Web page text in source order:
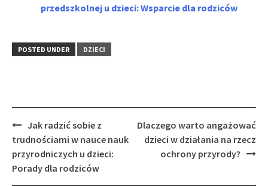
przedszkolnej u dzieci: Wsparcie dla rodziców
POSTED UNDER DZIECI
Post
navigation
Jak radzić sobie z
trudnościami w nauce nauk
przyrodniczych u dzieci:
Porady dla rodziców
Dlaczego warto angażować
dzieci w działania na rzecz
ochrony przyrody?